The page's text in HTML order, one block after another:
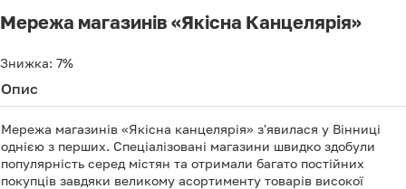
Мережа магазинів «Якісна Канцелярія»
Знижка: 7%
Опис
Мережа магазинів «Якісна канцелярія» з'явилася у Вінниці
однією з перших. Спеціалізовані магазини швидко здобули
популярність серед містян та отримали багато постійних
покупців завдяки великому асортименту товарів високої